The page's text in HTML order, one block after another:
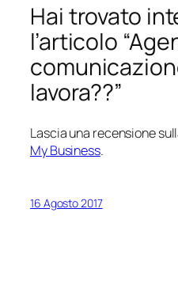
Hai trovato
l’articolo
lavora??”
Lascia una recensione
My Business.
16 Agosto 2017